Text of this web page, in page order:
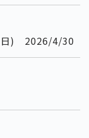
) 2026/4/30